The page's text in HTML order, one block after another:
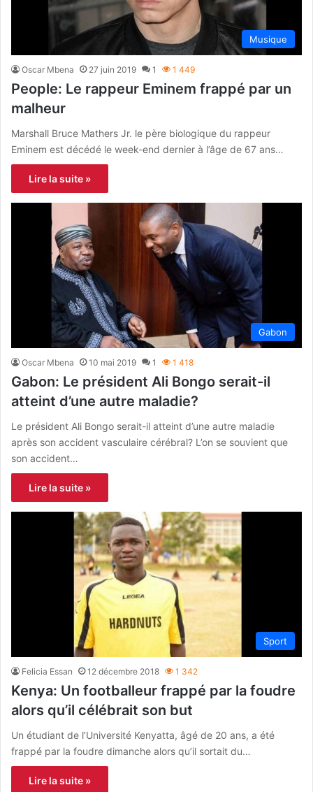
Musique
Oscar Mbena 27 juin 2019 1 1 449
People: Le rappeur Eminem frappé par un
malheur
Marshall Bruce Mathers Jr. le père biologique du rappeur
Eminem est décédé le week-end dernier à l’âge de 67 ans…
Lire la suite »
Gabon
Oscar Mbena 10 mai 2019 1 1 418
Gabon: Le président Ali Bongo serait-il
atteint d’une autre maladie?
Le président Ali Bongo serait-il atteint d’une autre maladie
après son accident vasculaire cérébral? L’on se souvient que
son accident…
Lire la suite »
Sport
Felicia Essan 12 décembre 2018 1 342
Kenya: Un footballeur frappé par la foudre
alors qu’il célébrait son but
Un étudiant de l’Université Kenyatta, âgé de 20 ans, a été
frappé par la foudre dimanche alors qu’il sortait du…
Lire la suite »